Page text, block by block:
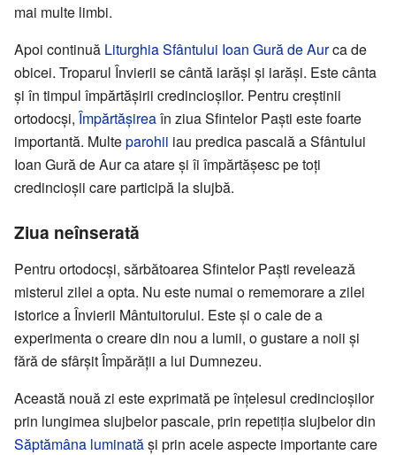
mai multe limbi.
Apoi continuă Liturghia Sfântului Ioan Gură de Aurca de
obicei. Troparul Învierii se cântă iarăși și iarăși. Este cânta
și în timpul împărtășirii credincioșilor. Pentru creștinii
ortodocși, Împărtășireaîn ziua Sfintelor Paști este foarte
importantă. Multeparohii iau predica pascală a Sfântului
Ioan Gură de Aur ca atare și îi împărtășesc pe toți
credincioșii care participă la slujbă.
Ziua neînserată
Pentru ortodocși, sărbătoarea Sfintelor Paști revelează
misterul zilei a opta. Nu este numai o rememorare a zilei
istorice a Învierii Mântuitorului. Este și o cale de a
experimenta o creare din nou a lumii, o gustare a noii și
fără de sfârșit Împărății a lui Dumnezeu.
Această nouă zi este exprimată pe înțelesul credincioșilor
prin lungimea slujbelor pascale, prin repetiția slujbelor din
Săptămâna luminatăși prin acele aspecte importante care